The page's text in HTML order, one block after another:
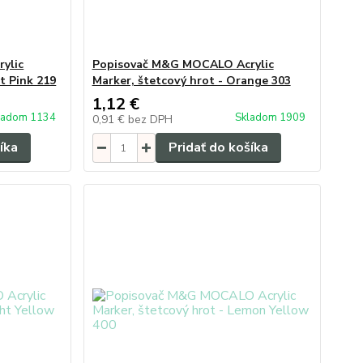
Pink 219
1134
Popisovač M&G MOCALO Acrylic
Marker, štetcový hrot - Orange 303
1,12 €
0,91 € bez DPH Skladom 1909
Pridať do košíka